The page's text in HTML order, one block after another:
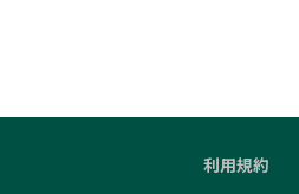
利用規約